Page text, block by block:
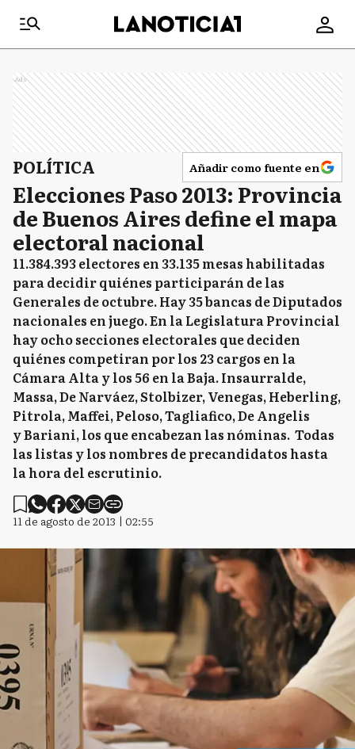
Ads
POLÍTICA Añadir como fuente en
Elecciones Paso 2013: Provincia
de Buenos Aires define el mapa
electoral nacional
11.384.393 electores en 33.135 mesas habilitadas
para decidir quiénes participarán de las
Generales de octubre. Hay 35 bancas de Diputados
nacionales en juego. En la Legislatura Provincial
hay ocho secciones electorales que deciden
quiénes competiran por los 23 cargos en la
Cámara Alta y los 56 en la Baja. Insaurralde,
Massa, De Narváez, Stolbizer, Venegas, Heberling,
Pitrola, Maffei, Peloso, Tagliafico, De Angelis
y Bariani, los que encabezan las nóminas. Todas
las listas y los nombres de precandidatos hasta
la hora del escrutinio.
11 de agosto de 2013 | 02:55